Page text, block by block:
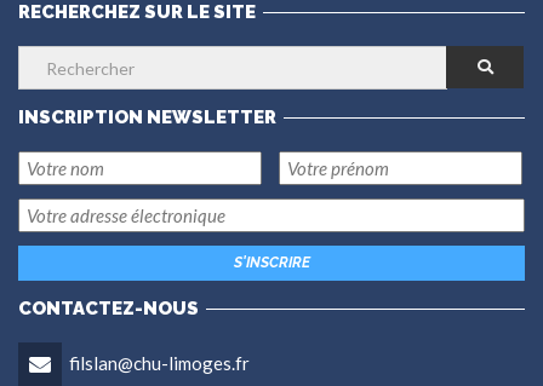
RECHERCHEZ SUR LE SITE
INSCRIPTION NEWSLETTER
CONTACTEZ-NOUS
filslan@chu-limoges.fr